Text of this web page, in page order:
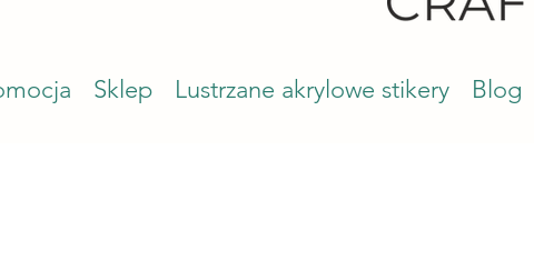
Sklep Lustrzane akrylowe stikery Blog